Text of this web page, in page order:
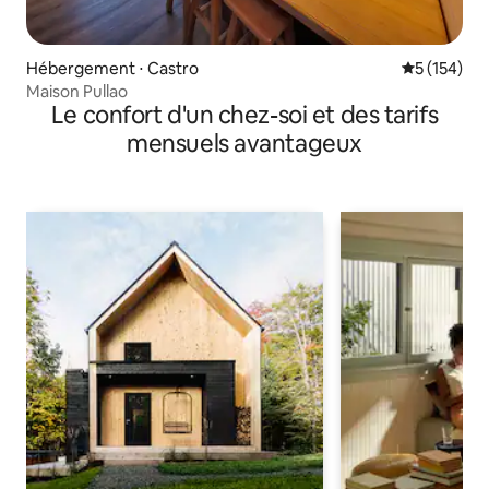
Hébergement ⋅ Castro Évaluation
5 (154)
Maison Pullao
Le confort d'un chez-soi et des tarifs
mensuels avantageux